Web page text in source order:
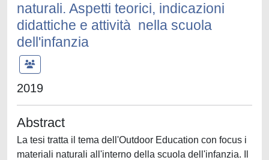
naturali. Aspetti teorici, indicazioni
didattiche e attività nella scuola
dell'infanzia
2019
Abstract
La tesi tratta il tema dell'Outdoor Education con focus i
materiali naturali all'interno della scuola dell'infanzia. Il